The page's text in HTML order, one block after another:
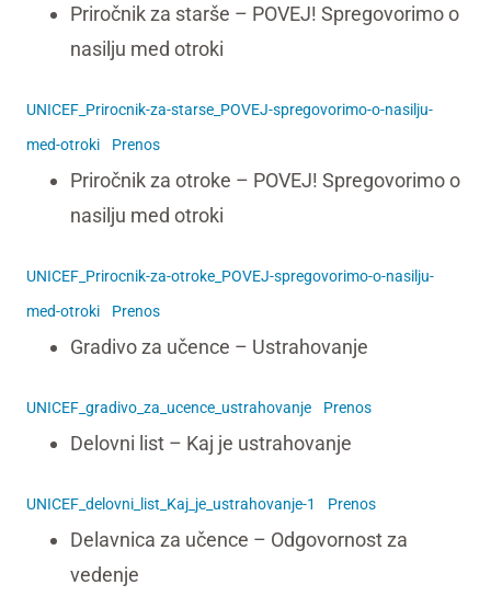
Priročnik za starše – POVEJ! Spregovorimo o
nasilju med otroki
UNICEF_Prirocnik-za-starse_POVEJ-spregovorimo-o-nasilju-
med-otroki
Prenos
Priročnik za otroke – POVEJ! Spregovorimo o
nasilju med otroki
UNICEF_Prirocnik-za-otroke_POVEJ-spregovorimo-o-nasilju-
med-otroki
Prenos
Gradivo za učence – Ustrahovanje
UNICEF_gradivo_za_ucence_ustrahovanje Prenos
Delovni list – Kaj je ustrahovanje
UNICEF_delovni_list_Kaj_je_ustrahovanje-1 Prenos
Delavnica za učence – Odgovornost za
vedenje